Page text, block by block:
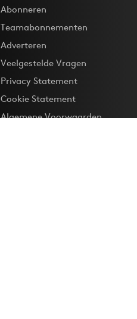
Abonneren
Teamabonnementen
Adverteren
Veelgestelde Vragen
Privacy Statement
Cookie Statement
Algemene Voorwaarden